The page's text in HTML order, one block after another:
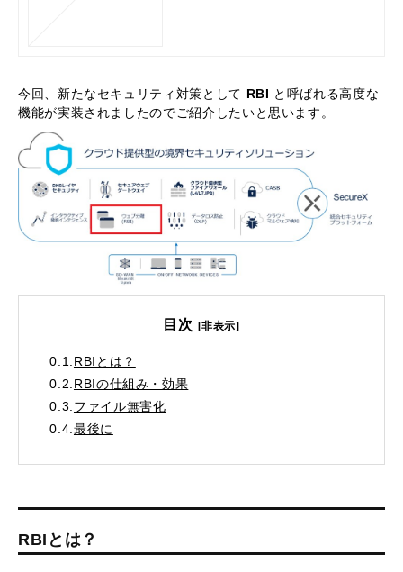
今回、新たなセキュリティ対策として RBI と呼ばれる高度な
機能が実装されましたのでご紹介したいと思います。
目次 [非表示]
0.1. RBIとは？
0.2. RBIの仕組み・効果
0.3. ファイル無害化
0.4. 最後に
RBIとは？